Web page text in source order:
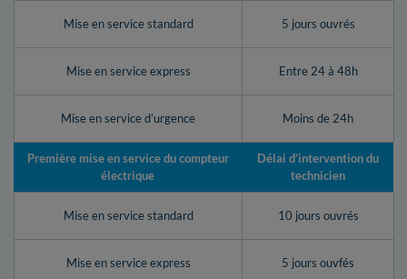
Mise en service standard 5 jours ouvrés
Mise en service express Entre 24 à 48h
Mise en service d’urgence Moins de 24h
Première mise en service du compteur
électrique
Délai d’intervention du
technicien
Mise en service standard 10 jours ouvrés
Mise en service express 5 jours ouvfés